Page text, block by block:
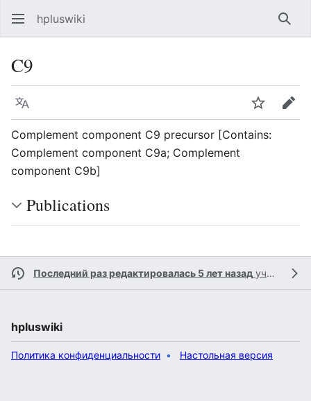
hpluswiki
C9
Язык Следить
Complement component C9 precursor [Contains:
Complement component C9a; Complement
component C9b]
Publications
Последний раз редактировалась 5 лет назад участником
hpluswiki
Политика конфиденциальности Настольная версия